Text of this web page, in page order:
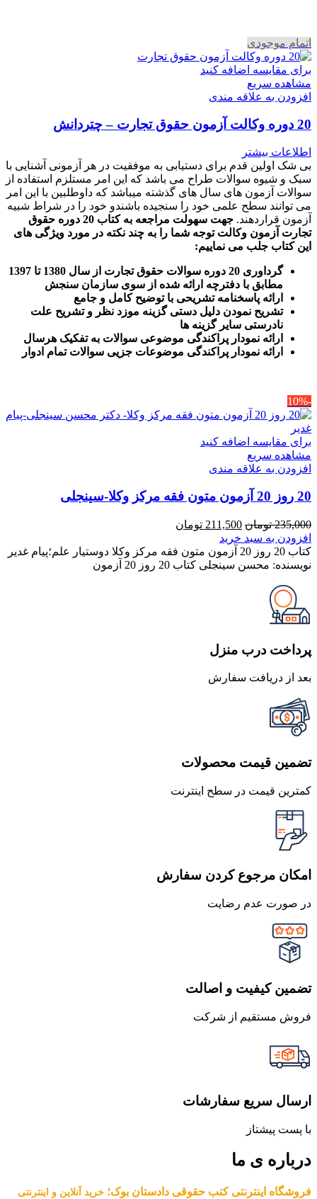
اتمام موجودی
برای مقایسه اضافه کنید
مشاهده سریع
افزودن به علاقه مندی
20 دوره وکالت آزمون حقوق تجارت – چتردانش
اطلاعات بیشتر
بی شک اولین قدم برای دستیابی به موفقیت در هر آزمونی آشنایی با
سبک و شیوه سوالات طراح می باشد که این امر مستلزم استفاده از
سوالات آزمون های سال های گذشته میباشد که داوطلبین با این امر
می توانند سطح علمی خود را سنجیده باشندو خود را در شراط شبیه
آزمون قراردهند.
جهت سهولت مراجعه به کتاب 20 دوره حقوق
تجارت آزمون وکالت توجه شما را به چند نکته در مورد ویژگی های
این کتاب جلب می نماییم:
گرداوری 20 دوره سوالات حقوق تجارت از سال 1380 تا 1397
مطابق با دفترچه ارائه شده از سوی سازمان سنجش
ارائه پاسخنامه تشریحی با توضیح کامل و جامع
تشریح نمودن دلیل دستی گزینه موزد نظر و تشریح علت
نادرستی سایر گزینه ها
ارائه نمودار پراکندگی موضوعی سوالات به تفکیک هرسال
رائه نمودار پراکندگی موضوعات جزیی سوالات تمام ادوار
-10%
برای مقایسه اضافه کنید
مشاهده سریع
افزودن به علاقه مندی
20 روز 20 آزمون متون فقه مرکز وکلا-سینجلی
235,000 تومان قیمت
اصلی
235,000 تومان
بود.
211,500 تومان
211,500 تومان
است.
افزودن به سبد خرید
کتاب 20 روز 20 آزمون متون فقه مرکز وکلا دوستیار علم؛پیام غدیر
نویسنده: محسن سینجلی کتاب 20 روز 20 آزمون
پرداخت درب منزل
بعد از دریافت سفارش
تضمین قیمت محصولات
کمترین قیمت در سطح اینترنت
امکان مرجوع کردن سفارش
در صورت عدم رضایت
تضمین کیفیت و اصالت
فروش مستقیم از شرکت
ارسال سریع سفارشات
با پست پیشتاز
درباره ی ما
فروشگاه اینترنتی کتب حقوقی دادستان بوک؛ خرید آنلاین و اینترنتی